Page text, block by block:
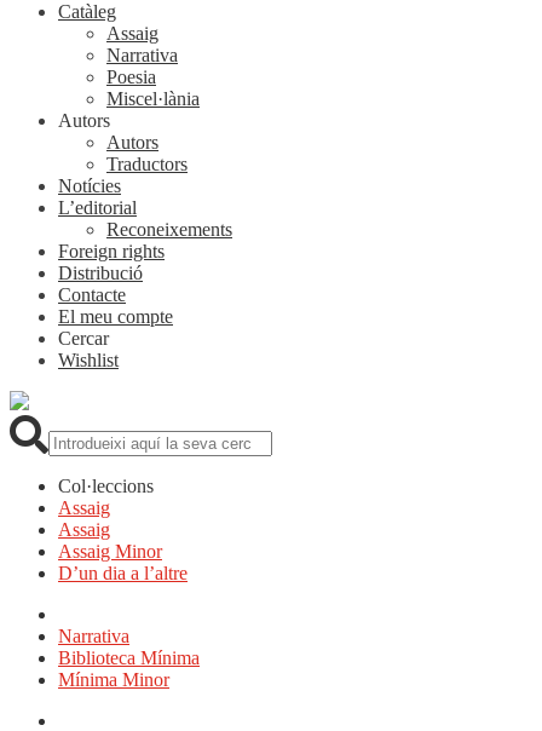
Catàleg
Assaig
Narrativa
Poesia
Miscel·lània
Autors
Autors
Traductors
Notícies
L’editorial
Reconeixements
Foreign rights
Distribució
Contacte
El meu compte
Cercar
Wishlist
Col·leccions
Assaig
Assaig
Assaig Minor
D’un dia a l’altre
Narrativa
Biblioteca Mínima
Mínima Minor